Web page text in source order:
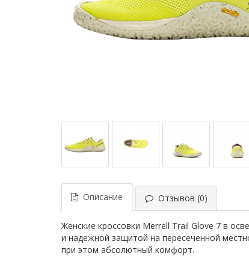
Описание Отзывов (0)
Женские кроссовки Merrell Trail Glove 7 в
и надежной защитой на пересеченной
при этом абсолютный комфорт.